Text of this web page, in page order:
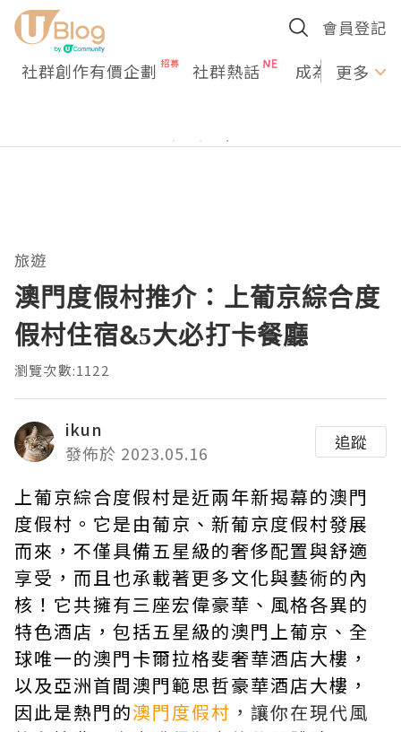
會員登記
社群創作有價企劃 社群熱話 成為U更多
旅遊
澳門度假村推介：上葡京綜合度
假村住宿&5大必打卡餐廳
瀏覽次數:1122
ikun
發佈於 2023.05.16
追蹤
上葡京綜合度假村是近兩年新揭幕的澳門
度假村。它是由葡京、新葡京度假村發展
而來，不僅具備五星級的奢侈配置與舒適
享受，而且也承載著更多文化與藝術的內
核！它共擁有三座宏偉豪華、風格各異的
特色酒店，包括五星級的澳門上葡京、全
球唯一的澳門卡爾拉格斐奢華酒店大樓，
以及亞洲首間澳門範思哲豪華酒店大樓，
因此是熱門的澳門度假村 ，讓你在現代風